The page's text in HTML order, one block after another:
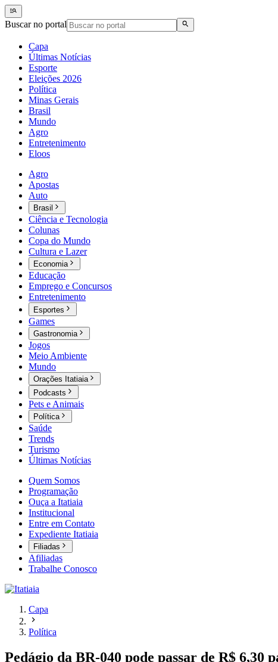
Buscar no portal
Capa
Últimas Notícias
Esporte
Eleições 2026
Política
Minas Gerais
Brasil
Mundo
Agro
Entretenimento
Eloos
Agro
Apostas
Auto
Brasil
Ciência e Tecnologia
Colunas
Copa do Mundo
Cultura e Lazer
Economia
Educação
Emprego e Concursos
Entretenimento
Esportes
Games
Gastronomia
Jogos
Meio Ambiente
Mundo
Orações Itatiaia
Podcasts
Pets e Animais
Política
Saúde
Trends
Turismo
Últimas Notícias
Quem Somos
Programação
Ouça a Itatiaia
Institucional
Entre em Contato
Expediente Itatiaia
Filiadas
Afiliadas
Trabalhe Conosco
Capa
Política
Pedágio da BR-040 pode passar de R$ 6,30